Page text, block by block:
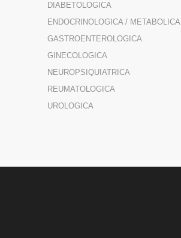
DIABETOLOGICA
ENDOCRINOLOGICA / METABOLICA
GASTROENTEROLOGICA
GINECOLOGICA
NEUROPSIQUIATRICA
REUMATOLOGICA
UROLOGICA